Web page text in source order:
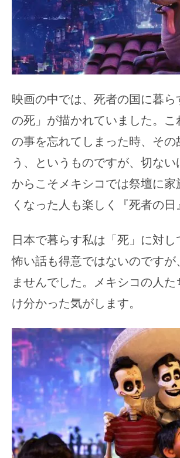
映画の中では、死者の国に暮
の死」が描かれていました。
の事を忘れてしまった時、そ
う、というものですが、切な
からこそメキシコでは祭壇に
くなった人も楽しく『死者の
日本で暮らす私は「死」に対
怖い話も得意ではないのです
ませんでした。メキシコの人
け分かった気がします。